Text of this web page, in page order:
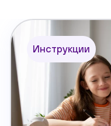
Инструкции